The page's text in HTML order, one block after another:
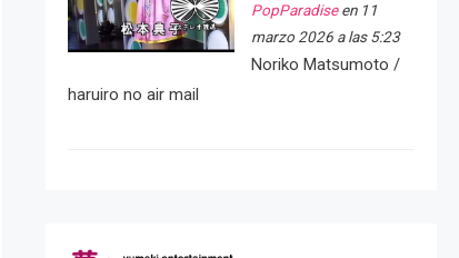
PopParadiseen 11
marzo 2026 a las 5:23
Noriko Matsumoto /
haruiro no air mail